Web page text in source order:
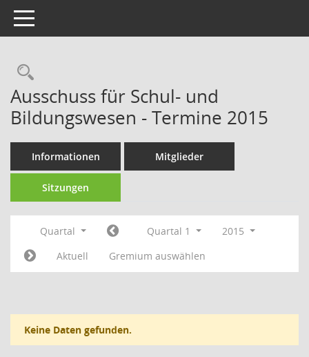
Toggle navigation
Rechercheauswahl
Ausschuss für Schul- und
Bildungswesen - Termine 2015
Informationen Mitglieder
Sitzungen
Quartal Quartal 1
2015
Aktuell
Gremium auswählen
Keine Daten gefunden.